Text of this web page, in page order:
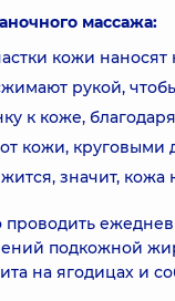
массажа:
кожи
рукой,
к коже,
кожи,
значит, кожа
подкожной
на ягодицах и